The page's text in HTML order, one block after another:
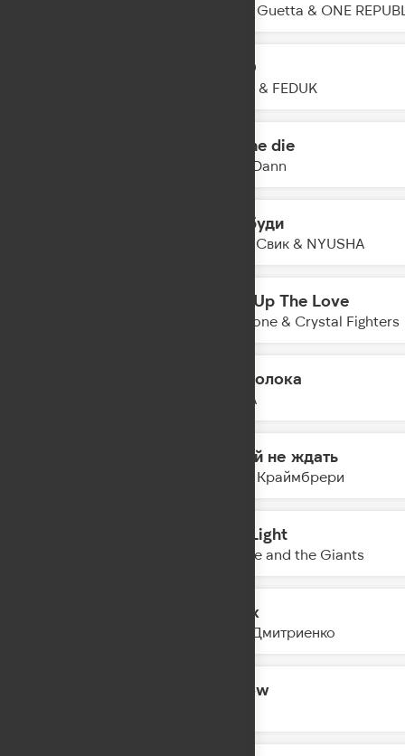
David Guetta & ONE
LETO
JONY & FEDUK
Let me die
Mark Dann
Пробуди
Лёша Свик & NYUSHA
Turn Up The Love
Claptone & Crystal Fighters
Проволока
PIZZA
Давай не ждать
Мари Краймбрери
Red Light
Sophie and the Giants
Шёлк
Ваня Дмитриенко
Hollow